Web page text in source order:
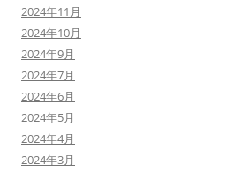
2024年11月
2024年10月
2024年9月
2024年7月
2024年6月
2024年5月
2024年4月
2024年3月